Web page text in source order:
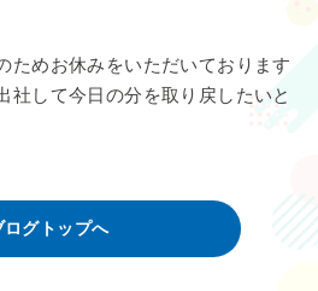
ためお休みをいただいております
社して今日の分を取り戻したいと
ログトップへ